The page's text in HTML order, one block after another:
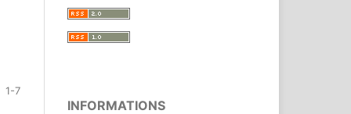
1-7
INFORMATIONS